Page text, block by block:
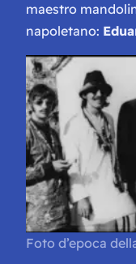
maestro
napoletano:
Foto d’epoca